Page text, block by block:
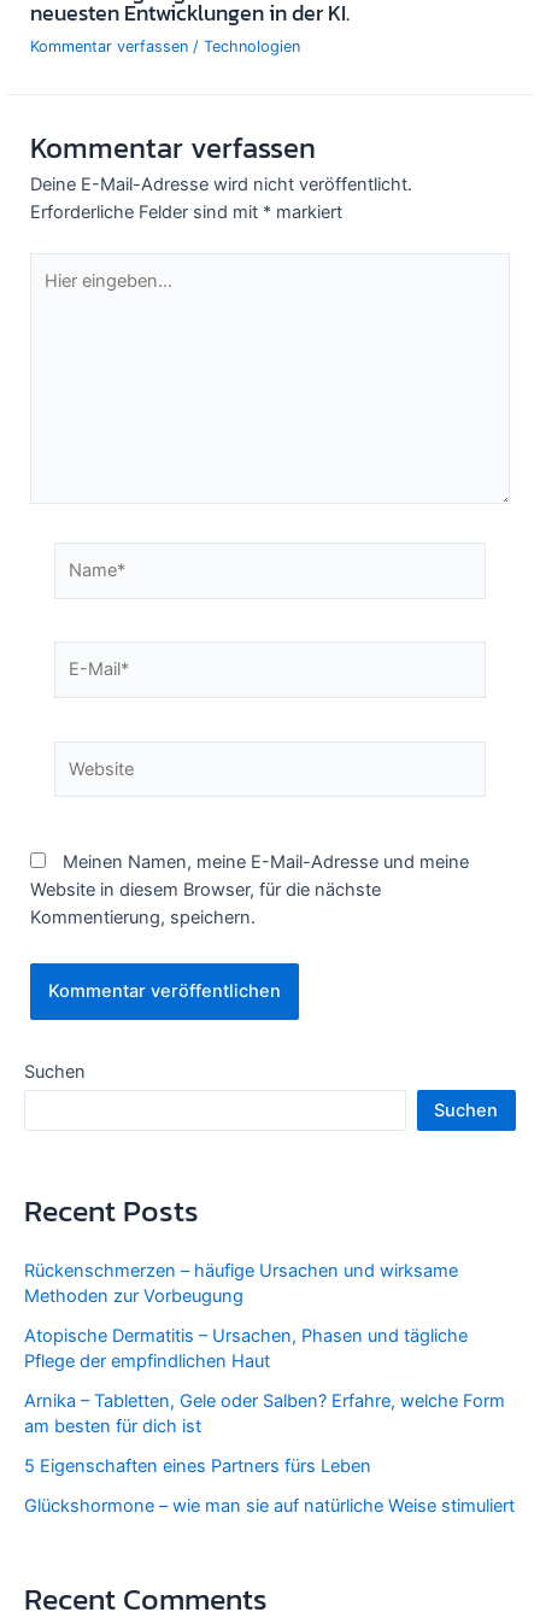
neuesten Entwicklungen in der KI.
Kommentar verfassen / Technologien
Kommentar verfassen
Deine E-Mail-Adresse wird nicht veröffentlicht.
Erforderliche Felder sind mit * markiert
eingeben…
Mail*
Meinen Namen, meine E-Mail-Adresse und meine
Website in diesem Browser, für die nächste
Kommentierung, speichern.
Suchen
Suchen
Recent Posts
Rückenschmerzen – häufige Ursachen und wirksame
Methoden zur Vorbeugung
Atopische Dermatitis – Ursachen, Phasen und tägliche
Pflege der empfindlichen Haut
Arnika – Tabletten, Gele oder Salben? Erfahre, welche Form
am besten für dich ist
5 Eigenschaften eines Partners fürs Leben
Glückshormone – wie man sie auf natürliche Weise stimuliert
Recent Comments